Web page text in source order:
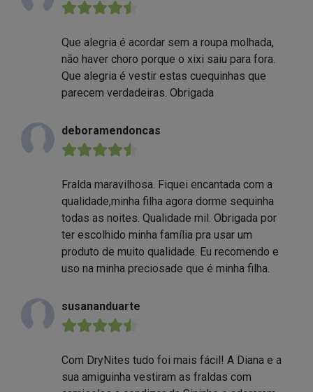
★★★★★
Que alegria é acordar sem a roupa molhada,
não haver choro porque o xixi saiu para fora.
Que alegria é vestir estas cuequinhas que
parecem verdadeiras. Obrigada
deboramendoncas
★★★★★
Fralda maravilhosa. Fiquei encantada com a
qualidade,minha filha agora dorme sequinha
todas as noites. Qualidade mil. Obrigada por
ter escolhido minha família pra usar um
produto de muito qualidade. Eu recomendo e
uso na minha preciosade que é minha filha.
susananduarte
★★★★★
Com DryNites tudo foi mais fácil! A Diana e a
sua amiguinha vestiram as fraldas com